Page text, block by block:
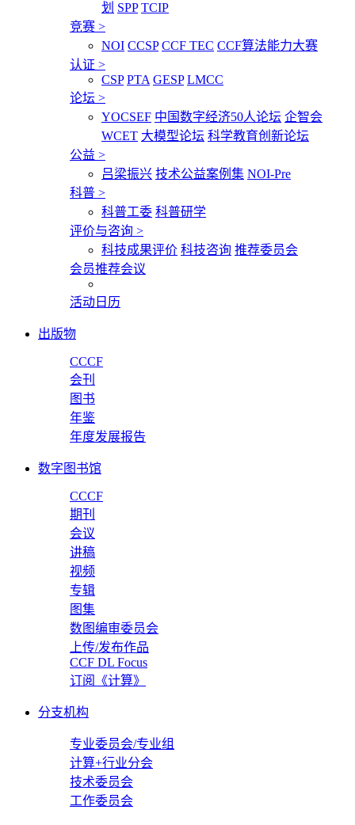
划 SPP TCIP
竞赛 >
NOI CCSP CCF TEC CCF算法能力大赛
认证 >
CSP PTA GESP LMCC
论坛 >
YOCSEF 中国数字经济50人论坛 企智会
WCET 大模型论坛 科学教育创新论坛
公益 >
吕梁振兴 技术公益案例集 NOI-Pre
科普 >
科普工委 科普研学
评价与咨询 >
科技成果评价 科技咨询 推荐委员会
会员推荐会议
活动日历
出版物
CCCF
会刊
图书
年鉴
年度发展报告
数字图书馆
CCCF
期刊
会议
讲稿
视频
专辑
图集
数图编审委员会
上传/发布作品
CCF DL Focus
订阅《计算》
分支机构
专业委员会/专业组
计算+行业分会
技术委员会
工作委员会